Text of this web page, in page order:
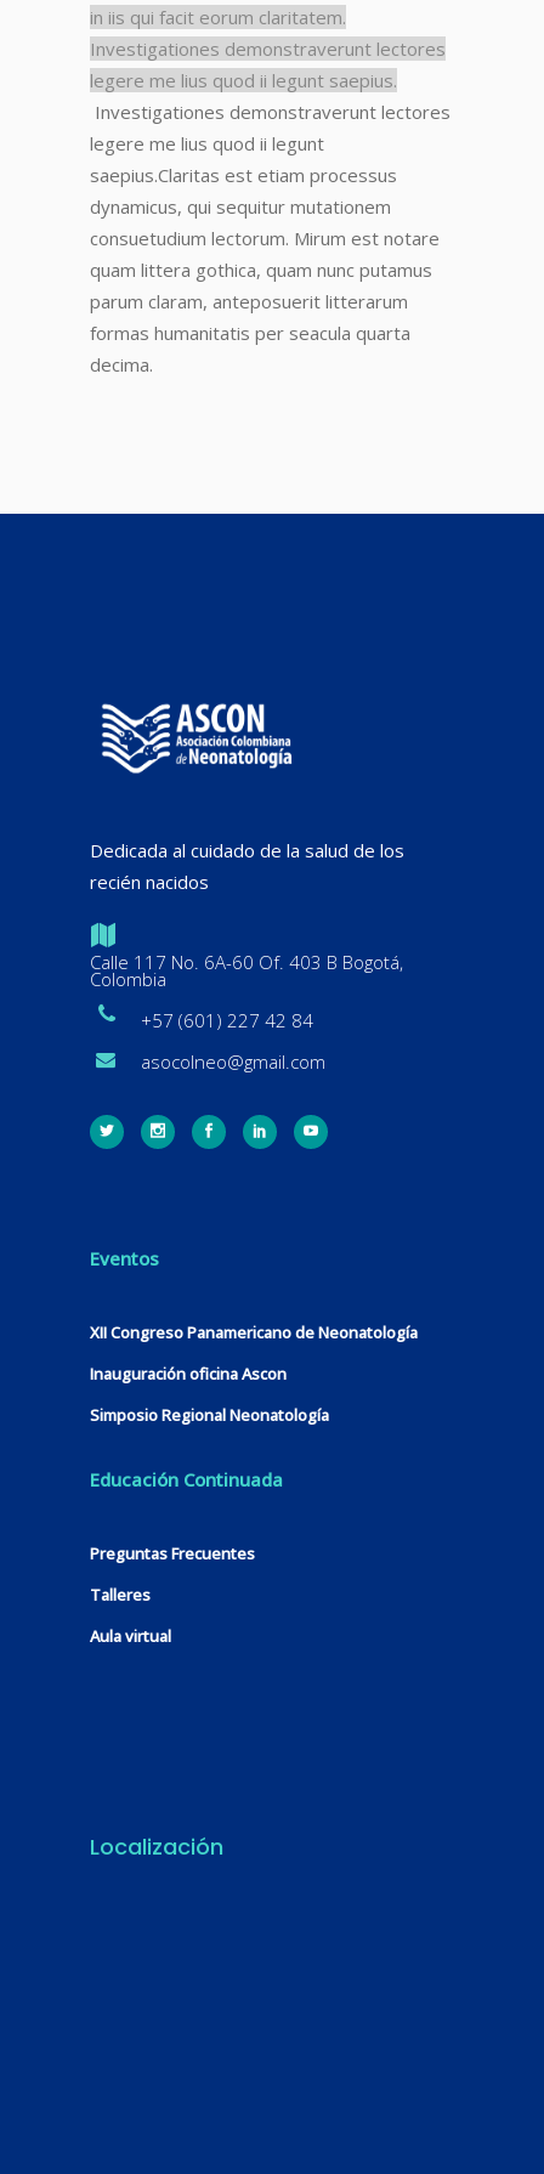
in iis qui facit eorum claritatem.
Investigationes demonstraverunt lectores
legere me lius quod ii legunt saepius.
Investigationes demonstraverunt lectores
legere me lius quod ii legunt
saepius.Claritas est etiam processus
dynamicus, qui sequitur mutationem
consuetudium lectorum. Mirum est notare
quam littera gothica, quam nunc putamus
parum claram, anteposuerit litterarum
formas humanitatis per seacula quarta
decima.
Dedicada al cuidado de la salud de los
recién nacidos
Calle 117 No. 6A-60 Of. 403 B Bogotá,
Colombia
+57 (601) 227 42 84
asocolneo@gmail.com
Eventos
XII Congreso Panamericano de Neonatología
Inauguración oficina Ascon
Simposio Regional Neonatología
Educación Continuada
Preguntas Frecuentes
Talleres
Aula virtual
Localización